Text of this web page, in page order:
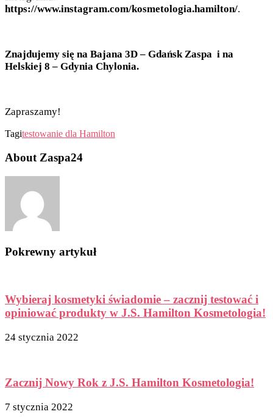
https://www.instagram.com/kosmetologia.hamilton/.
Znajdujemy się na Bajana 3D – Gdańsk Zaspa i na
Helskiej 8 – Gdynia Chylonia.
Zapraszamy!
Tagitestowanie dla Hamilton
About Zaspa24
Pokrewny artykuł
Wybieraj kosmetyki świadomie – zacznij testować i
opiniować produkty w J.S. Hamilton Kosmetologia!
24 stycznia 2022
Zacznij Nowy Rok z J.S. Hamilton Kosmetologia!
7 stycznia 2022